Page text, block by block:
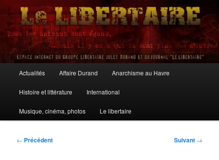
Aller
contenu
principalLe Libertaire
principal
Actualités Affaire Durand Anarchisme au Havre
Histoire et littérature International
Musique, cinéma, photos Le libertaire
Navigation
← Précédent Suivant →